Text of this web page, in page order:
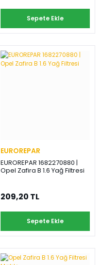
Sepete Ekle
EUROREPAR
EUROREPAR 1682270880 |
Opel Zafira B 1.6 Yağ Filtresi
209,20 TL
Sepete Ekle